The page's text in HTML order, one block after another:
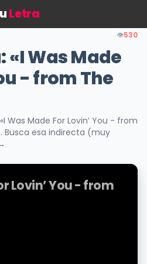
Letra
👁️530
«I Was Made
- from The
Was Made For Lovin’ You - from
Busca esa indirecta (muy
Lovin’ You - from